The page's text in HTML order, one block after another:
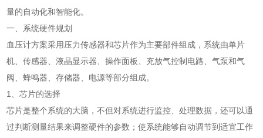
量的自动化和智能化。
一、系统硬件规划
血压计方案采用压力传感器和芯片作为主要部件组成，系统由单片
机、传感器、液晶显示器、操作面板、充放气控制电路、气泵和气
阀、蜂鸣器、存储器、电源等部分组成。
1、芯片的选择
芯片是整个系统的大脑，不但对系统进行监控、处理数据，还可以通
过判断测量结果来调整硬件的参数；使系统能够自动调节到适宜工作